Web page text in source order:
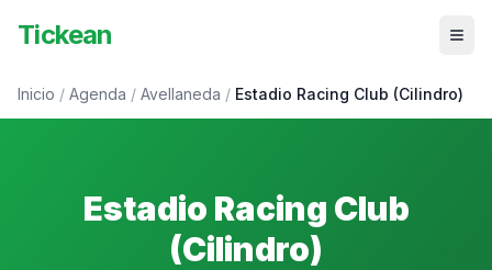
Tickean
Inicio / Agenda / Avellaneda / Estadio Racing Club (Cilindro)
Estadio Racing Club
(Cilindro)